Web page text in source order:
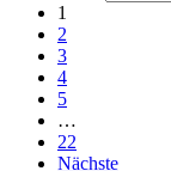
1
2
3
4
5
…
22
Nächste